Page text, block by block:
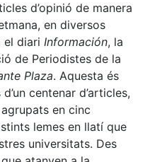
d’opinió de manera
en diversos
el diari Información, la
de Periodistes de la
Plaza. Aquesta és
centenar d’articles,
en cinc
lemes en llatí que
universitats. Des